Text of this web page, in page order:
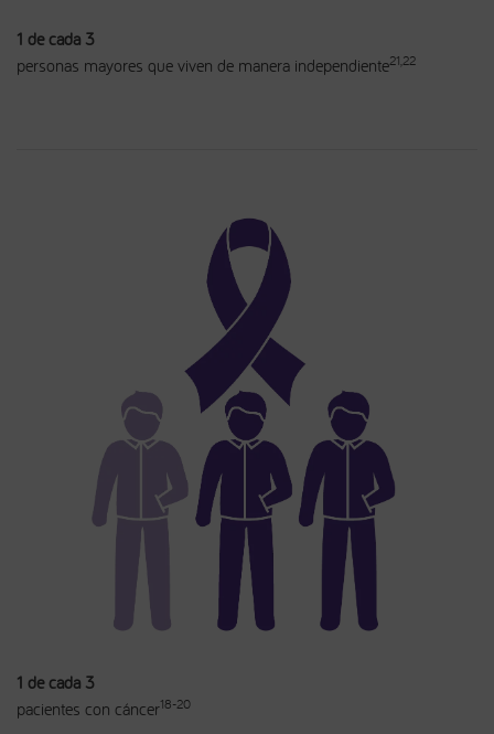
1 de cada 3
personas mayores que viven de manera independiente21,22
1 de cada 3
pacientes con cáncer18-20